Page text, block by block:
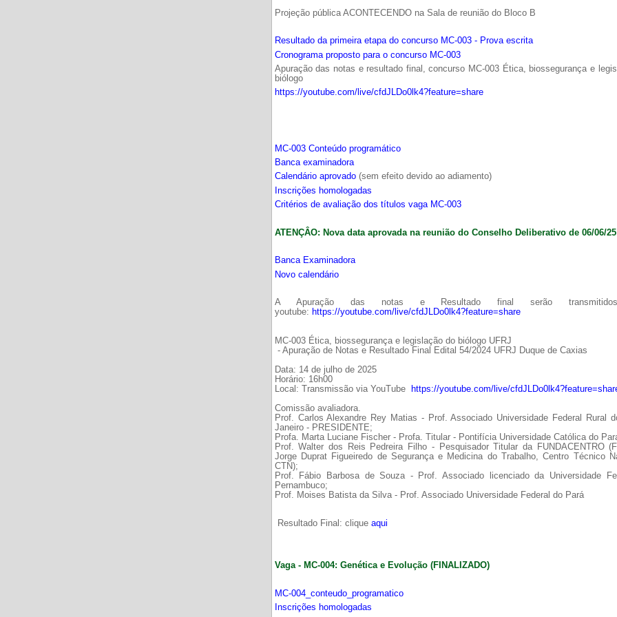
Projeção pública ACONTECENDO na Sala de reunião do Bloco B
Resultado da primeira etapa do concurso MC-003 - Prova escrita
Cronograma proposto para o concurso MC-003
Apuração das notas e resultado final, concurso MC-003 Ética, biossegurança e
biólogo
https://youtube.com/live/cfdJLDo0lk4?feature=share
MC-003 Conteúdo programático
Banca examinadora
Calendário aprovado(sem efeito devido ao adiamento)
Inscrições homologadas
Critérios de avaliação dos títulos vaga MC-003
ATENÇÂO: Nova data aprovada na reunião do Conselho Deliberativo de 06/06/25
Banca Examinadora
Novo calendário
A Apuração das notas e Resultado final serão
youtube: https://youtube.com/live/cfdJLDo0lk4?feature=share
MC-003 Ética, biossegurança e legislação do biólogo UFRJ
- Apuração de Notas e Resultado Final Edital 54/2024 UFRJ Duque de Caxias
Data: 14 de julho de 2025
Horário: 16h00
Local: Transmissão via YouTube
https://youtube.com/live/
Comissão avaliadora.
Prof. Carlos Alexandre Rey Matias - Prof. Associado Universidade Federal Rural
Janeiro - PRESIDENTE;
Profa. Marta Luciane Fischer - Profa. Titular - Pontifícia Universidade Católica do
Prof. Walter dos Reis Pedreira Filho - Pesquisador Titular da FUNDACENTRO
Jorge Duprat Figueiredo de Segurança e Medicina do Trabalho, Centro Técnico
CTN);
Prof. Fábio Barbosa de Souza - Prof. Associado licenciado da Universidade
Pernambuco;
Prof. Moises Batista da Silva - Prof. Associado Universidade Federal do Pará
Resultado Final: clique aqui
Vaga - MC-004: Genética e Evolução (FINALIZADO)
MC-004_conteudo_programatico
Inscrições homologadas